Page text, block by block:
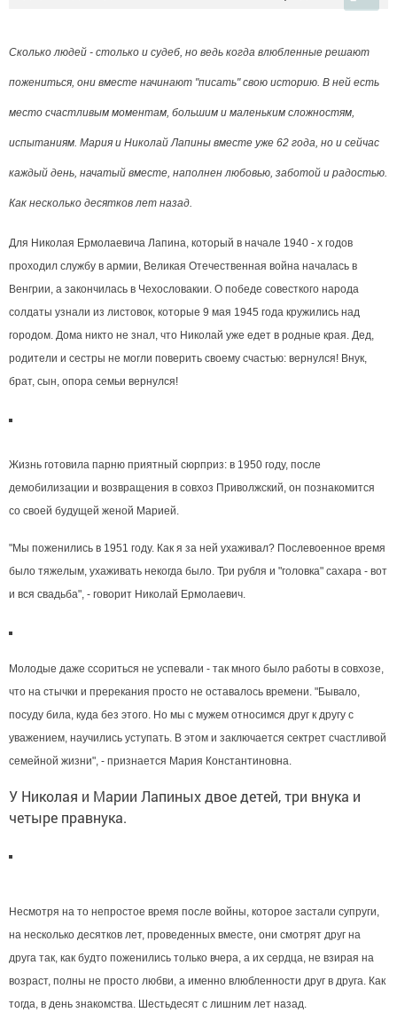
Сколько людей - столько и судеб, но ведь когда влюбленные решают
пожениться, они вместе начинают "писать" свою историю. В ней есть
место счастливым моментам, большим и маленьким сложностям,
испытаниям. Мария и Николай Лапины вместе уже 62 года, но и сейчас
каждый день, начатый вместе, наполнен любовью, заботой и радостью.
Как несколько десятков лет назад.
Для Николая Ермолаевича Лапина, который в начале 1940 - х годов
проходил службу в армии, Великая Отечественная война началась в
Венгрии, а закончилась в Чехословакии. О победе совесткого народа
солдаты узнали из листовок, которые 9 мая 1945 года кружились над
городом. Дома никто не знал, что Николай уже едет в родные края. Дед,
родители и сестры не могли поверить своему счастью: вернулся! Внук,
брат, сын, опора семьи вернулся!
Жизнь готовила парню приятный сюрприз: в 1950 году, после
демобилизации и возвращения в совхоз Приволжский, он познакомится
со своей будущей женой Марией.
"Мы поженились в 1951 году. Как я за ней ухаживал? Послевоенное время
было тяжелым, ухаживать некогда было. Три рубля и "головка" сахара - вот
и вся свадьба", - говорит Николай Ермолаевич.
Молодые даже ссориться не успевали - так много было работы в совхозе,
что на стычки и пререкания просто не оставалось времени. "Бывало,
посуду била, куда без этого. Но мы с мужем относимся друг к другу с
уважением, научились уступать. В этом и заключается сектрет счастливой
семейной жизни", - признается Мария Константиновна.
У Николая и Марии Лапиных двое детей, три внука и
четыре правнука.
Несмотря на то непростое время после войны, которое застали супруги,
на несколько десятков лет, проведенных вместе, они смотрят друг на
друга так, как будто поженились только вчера, а их сердца, не взирая на
возраст, полны не просто любви, а именно влюбленности друг в друга. Как
тогда, в день знакомства. Шестьдесят с лишним лет назад.